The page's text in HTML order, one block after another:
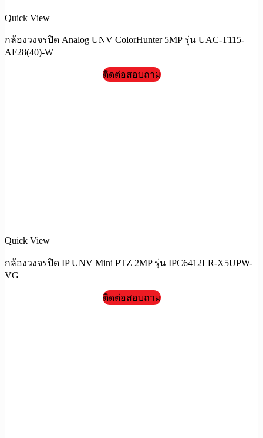
Quick View
กล้องวงจรปิด Analog UNV ColorHunter 5MP รุ่น UAC-T115-
AF28(40)-W
ติดต่อสอบถาม
Quick View
กล้องวงจรปิด IP UNV Mini PTZ 2MP รุ่น IPC6412LR-X5UPW-
VG
ติดต่อสอบถาม